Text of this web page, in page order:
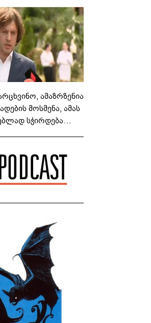
ამაზრზენია
მოსმენა, ამას
სჭირდება